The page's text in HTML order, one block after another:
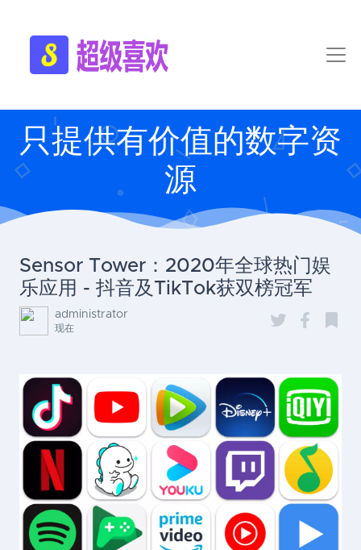
只提供有价值的数字资
源
Sensor Tower：2020年全球热门娱
乐应用 - 抖音及TikTok获双榜冠军
administrator
现在